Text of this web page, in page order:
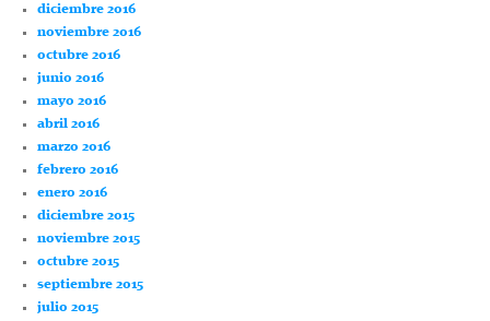
diciembre 2016
noviembre 2016
octubre 2016
junio 2016
mayo 2016
abril 2016
marzo 2016
febrero 2016
enero 2016
diciembre 2015
noviembre 2015
octubre 2015
septiembre 2015
julio 2015